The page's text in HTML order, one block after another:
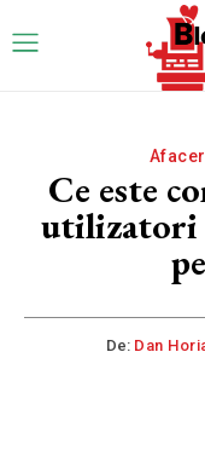
Ce este
utilizatori
De: Dan